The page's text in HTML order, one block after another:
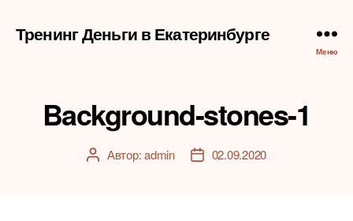
Тренинг Деньги в Екатеринбурге
Меню
Background-stones-1
АвторАвтор:admin
Дата02.09.2020